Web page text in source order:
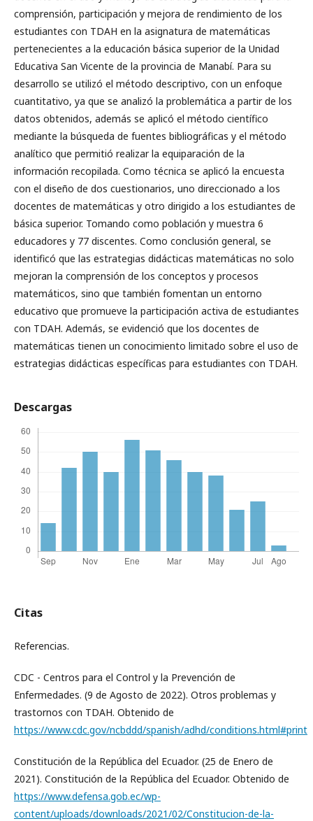
comprensión, participación y mejora de rendimiento de los
estudiantes con TDAH en la asignatura de matemáticas
pertenecientes a la educación básica superior de la Unidad
Educativa San Vicente de la provincia de Manabí. Para su
desarrollo se utilizó el método descriptivo, con un enfoque
cuantitativo, ya que se analizó la problemática a partir de los
datos obtenidos, además se aplicó el método científico
mediante la búsqueda de fuentes bibliográficas y el método
analítico que permitió realizar la equiparación de la
información recopilada. Como técnica se aplicó la encuesta
con el diseño de dos cuestionarios, uno direccionado a los
docentes de matemáticas y otro dirigido a los estudiantes de
básica superior. Tomando como población y muestra 6
educadores y 77 discentes. Como conclusión general, se
identificó que las estrategias didácticas matemáticas no solo
mejoran la comprensión de los conceptos y procesos
matemáticos, sino que también fomentan un entorno
educativo que promueve la participación activa de estudiantes
con TDAH. Además, se evidenció que los docentes de
matemáticas tienen un conocimiento limitado sobre el uso de
estrategias didácticas específicas para estudiantes con TDAH.
Descargas
Citas
Referencias.
CDC - Centros para el Control y la Prevención de
Enfermedades. (9 de Agosto de 2022). Otros problemas y
trastornos con TDAH. Obtenido de
https://www.cdc.gov/ncbddd/spanish/adhd/conditions.html#print
Constitución de la República del Ecuador. (25 de Enero de
2021). Constitución de la República del Ecuador. Obtenido de
https://www.defensa.gob.ec/wp-
content/uploads/downloads/2021/02/Constitucion-de-la-